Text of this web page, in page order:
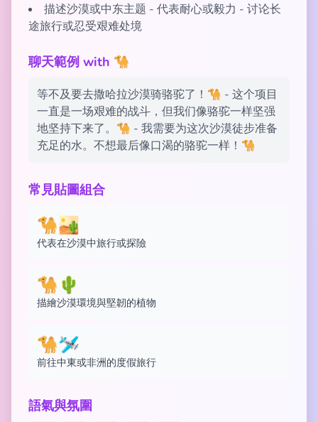
描述沙漠或中东主题 - 代表耐心或毅力 - 讨论长
途旅行或忍受艰难处境
聊天範例 with 🐪
等不及要去撒哈拉沙漠骑骆驼了！🐪 - 这个项目
一直是一场艰难的战斗，但我们像骆驼一样坚强
地坚持下来了。🐪 - 我需要为这次沙漠徒步准备
充足的水。不想最后像口渴的骆驼一样！🐪
常見貼圖組合
🐪🏜️
代表在沙漠中旅行或探險
🐪🌵
描繪沙漠環境與堅韌的植物
🐪🛩️
前往中東或非洲的度假旅行
語氣與氛圍